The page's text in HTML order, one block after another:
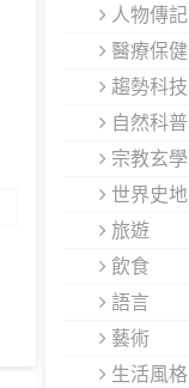
人物傳記
醫療保健
趨勢科技
自然科普
宗教玄學
世界史地
旅遊
飲食
語言
藝術
生活風格